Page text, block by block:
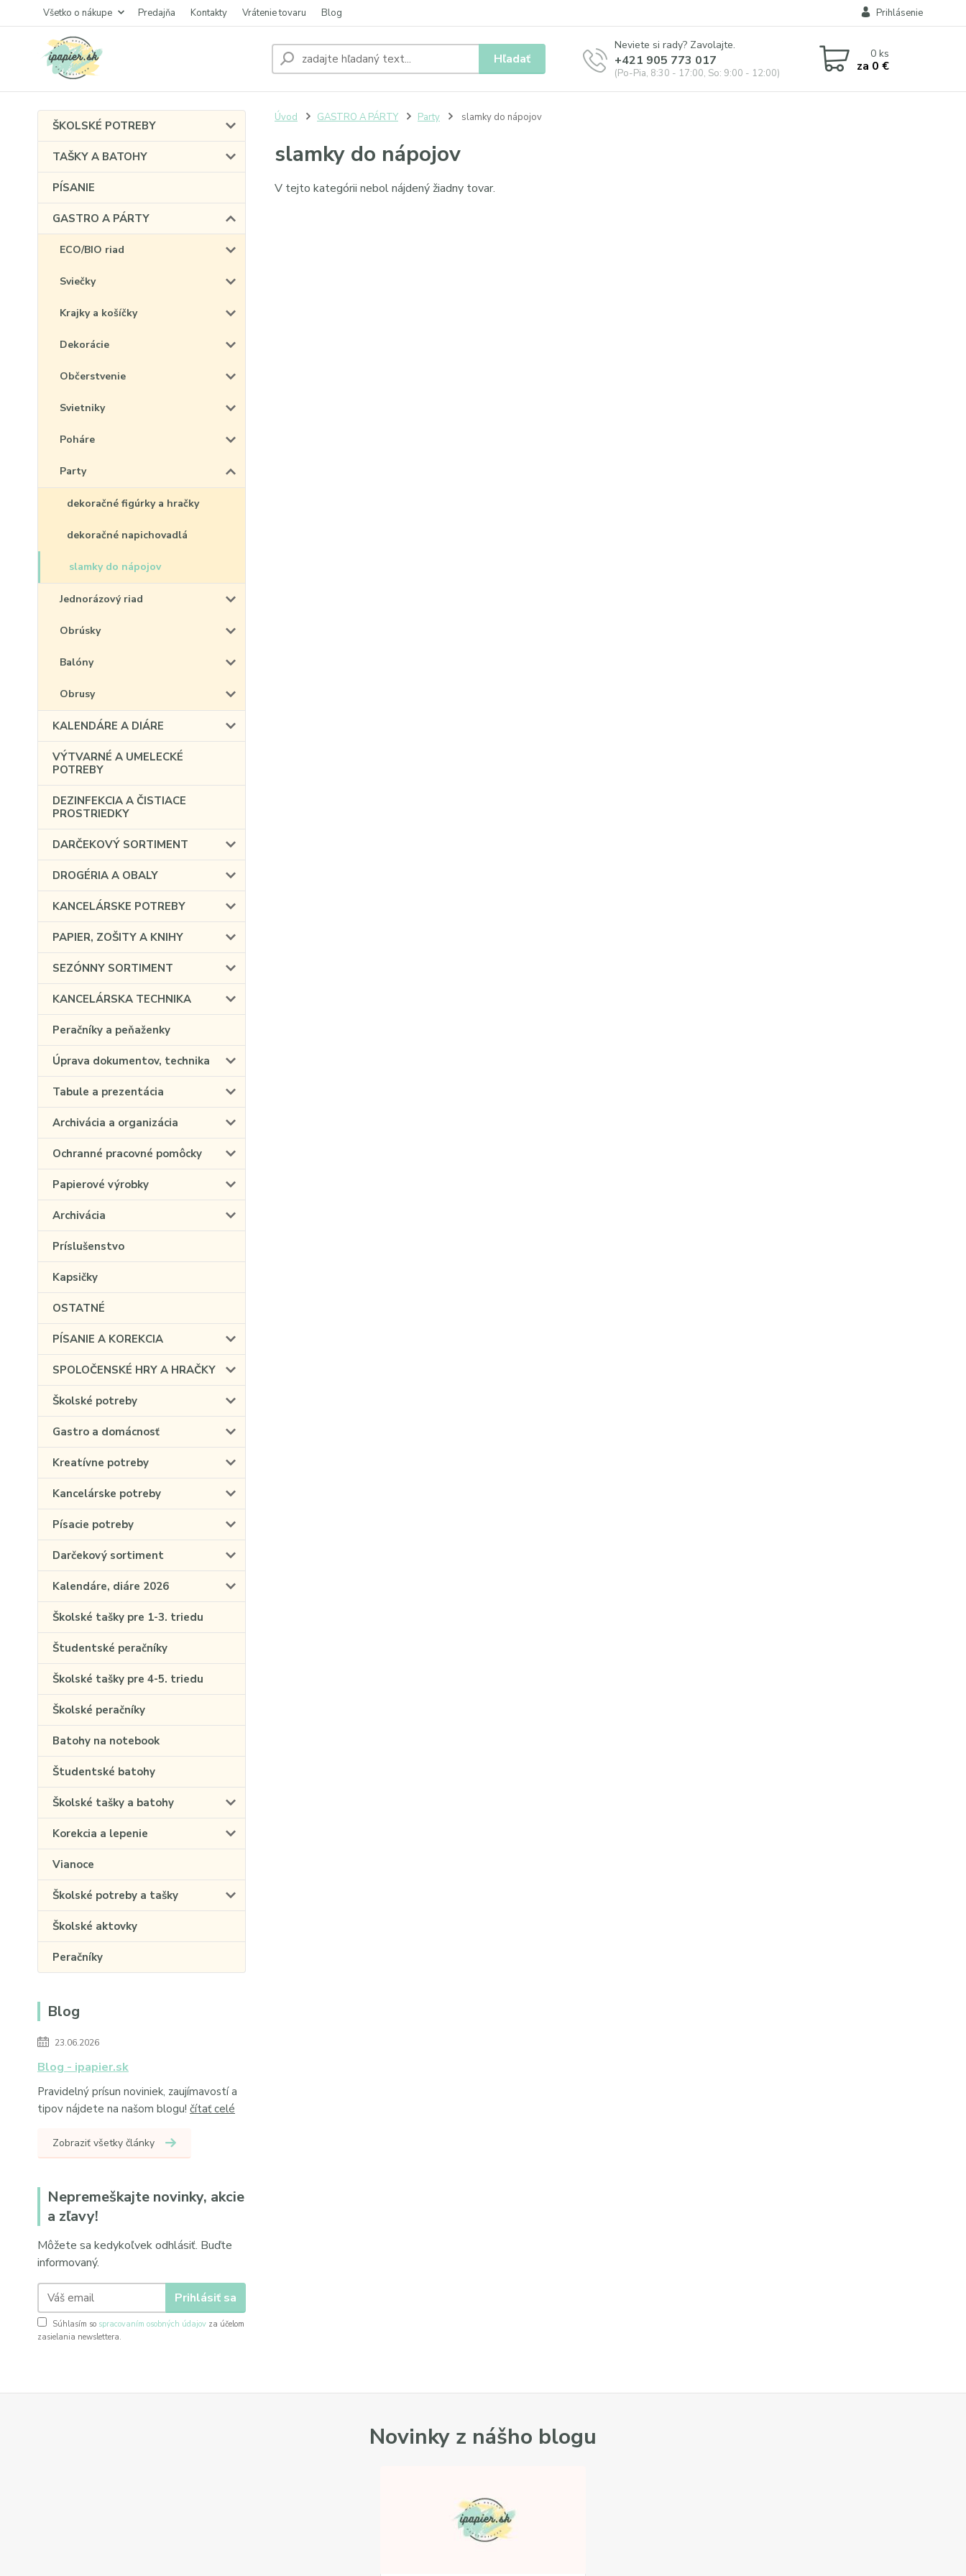
Všetko o nákupe Predajňa Kontakty Vrátenie tovaru Blog Prihlásenie
Hľadať
Neviete si rady? Zavolajte.
+421 905 773 017
(Po-Pia, 8:30 - 17:00, So: 9:00 - 12:00)
0ks
za 0 €
ŠKOLSKÉ POTREBY
TAŠKY A BATOHY
PÍSANIE
GASTRO A PÁRTY
ECO/BIO riad
Sviečky
Krajky a košíčky
Dekorácie
Občerstvenie
Svietniky
Poháre
Party
dekoračné figúrky a hračky
dekoračné napichovadlá
slamky do nápojov
Jednorázový riad
Obrúsky
Balóny
Obrusy
KALENDÁRE A DIÁRE
VÝTVARNÉ A UMELECKÉ
POTREBY
DEZINFEKCIA A ČISTIACE
PROSTRIEDKY
DARČEKOVÝ SORTIMENT
DROGÉRIA A OBALY
KANCELÁRSKE POTREBY
PAPIER, ZOŠITY A KNIHY
SEZÓNNY SORTIMENT
KANCELÁRSKA TECHNIKA
Peračníky a peňaženky
Úprava dokumentov, technika
Tabule a prezentácia
Archivácia a organizácia
Ochranné pracovné pomôcky
Papierové výrobky
Archivácia
Príslušenstvo
Kapsičky
OSTATNÉ
PÍSANIE A KOREKCIA
SPOLOČENSKÉ HRY A HRAČKY
Školské potreby
Gastro a domácnosť
Kreatívne potreby
Kancelárske potreby
Písacie potreby
Darčekový sortiment
Kalendáre, diáre 2026
Školské tašky pre 1-3. triedu
Študentské peračníky
Školské tašky pre 4-5. triedu
Školské peračníky
Batohy na notebook
Študentské batohy
Školské tašky a batohy
Korekcia a lepenie
Vianoce
Školské potreby a tašky
Školské aktovky
Peračníky
Blog
23.06.2026
Blog - ipapier.sk
Pravidelný prísun noviniek, zaujímavostí a
tipov nájdete na našom blogu! čítať celé
Zobraziť všetky články
Nepremeškajte novinky, akcie
a zľavy!
Môžete sa kedykoľvek odhlásiť. Buďte
informovaný.
Prihlásiť sa
Súhlasím so spracovaním osobných údajov za účelom
zasielania newslettera.
Úvod GASTRO A PÁRTY Party slamky do nápojov
slamky do nápojov
V tejto kategórii nebol nájdený žiadny tovar.
Novinky z nášho blogu